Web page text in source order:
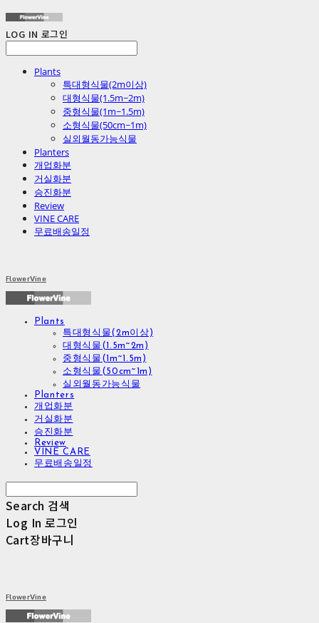
LOG IN 로그인
Plants
특대형식물(2m이상)
대형식물(1.5m~2m)
중형식물(1m~1.5m)
소형식물(50cm~1m)
실외월동가능식물
Planters
개업화분
거실화분
승진화분
Review
VINE CARE
무료배송일정
FlowerVine
Plants
특대형식물(2m이상)
대형식물(1.5m~2m)
중형식물(1m~1.5m)
소형식물(50cm~1m)
실외월동가능식물
Planters
개업화분
거실화분
승진화분
Review
VINE CARE
무료배송일정
Search 검색
Log In 로그인
Cart장바구니
FlowerVine